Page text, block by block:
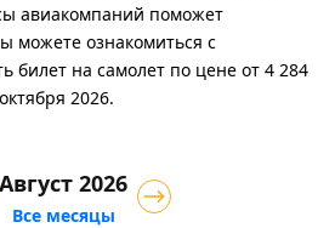
авиакомпаний поможет
можете ознакомиться с
билет на самолет по цене от 4 284
2026.
Август 2026
Все месяцы